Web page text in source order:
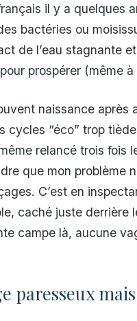
il y a quelques
bactéries ou
de l’eau stagnante
prospérer (même
naissance
cycles “éco” trop
relancé trois
que mon problème
C’est en
caché juste derrière
campe là, aucune
paresseux